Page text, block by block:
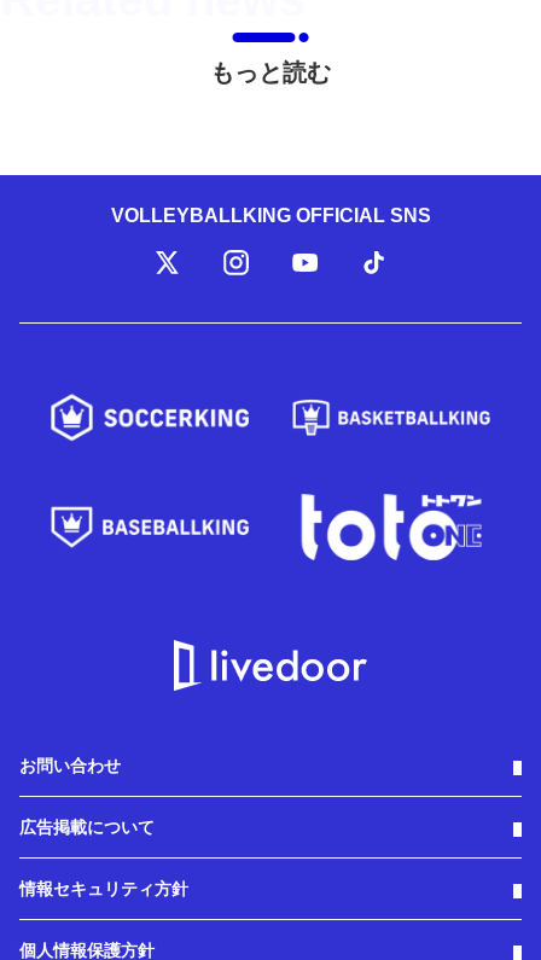
もっと読む
VOLLEYBALLKING OFFICIAL SNS
お問い合わせ
広告掲載について
情報セキュリティ方針
個人情報保護方針